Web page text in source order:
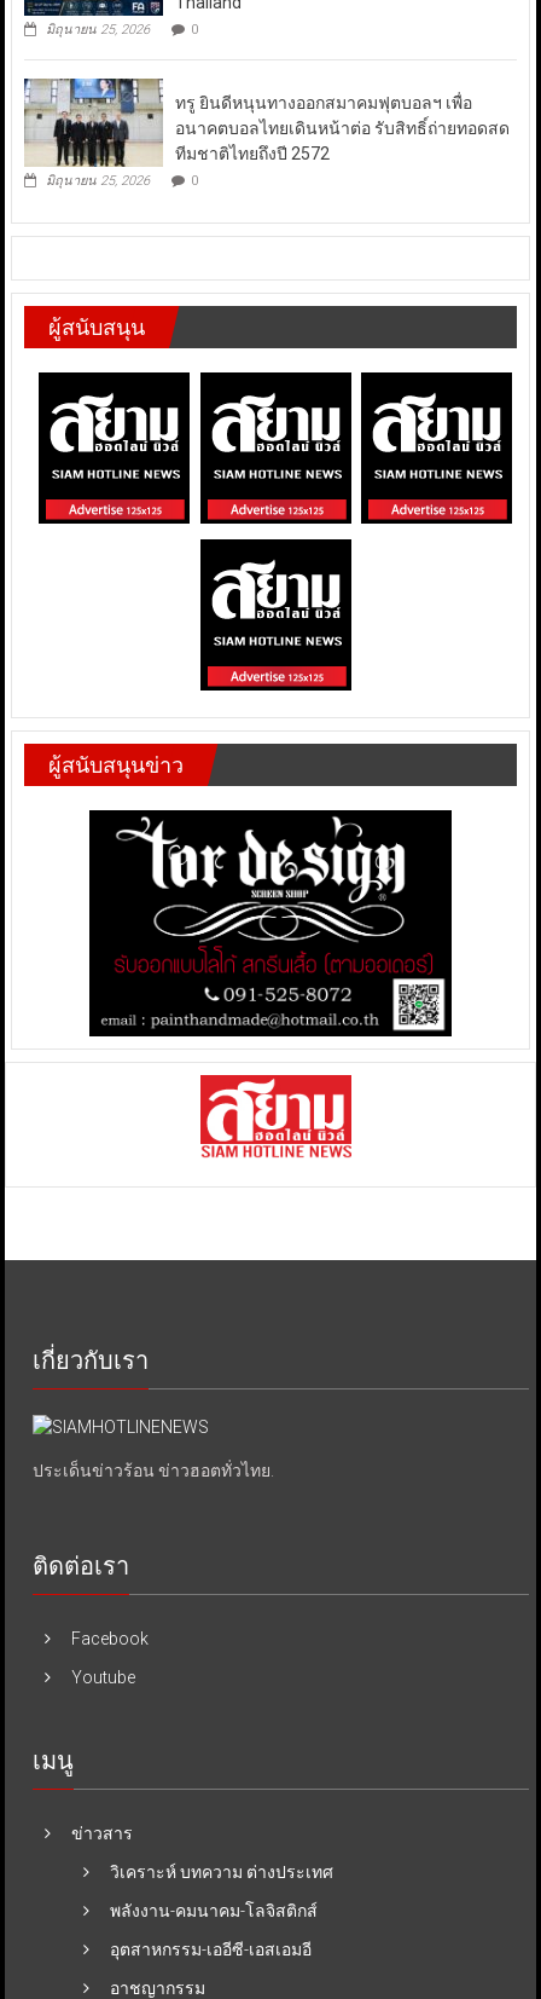
มิถุนายน 25, 2026 0
ทรู ยินดีหนุนทางออกสมาคมฟุตบอลฯ เพื่อ
อนาคตบอลไทยเดินหน้าต่อ รับสิทธิ์ถ่ายทอดสด
ทีมชาติไทยถึงปี 2572
มิถุนายน 25, 2026 0
ผู้สนับสนุน
ผู้สนับสนุนข่าว
เกี่ยวกับเรา
ประเด็นข่าวร้อน ข่าวฮอตทั่วไทย.
ติดต่อเรา
Facebook
Youtube
เมนู
ข่าวสาร
วิเคราะห์ บทความ ต่างประเทศ
พลังงาน-คมนาคม-โลจิสติกส์
อุตสาหกรรม-เออีซี-เอสเอมอี
อาชญากรรม